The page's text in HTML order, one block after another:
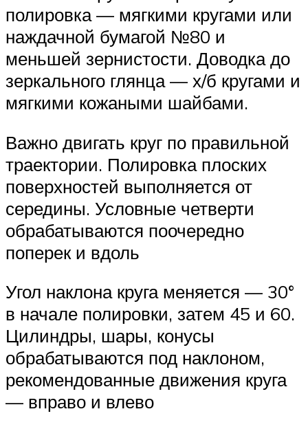
полировка — мягкими кругами или
наждачной бумагой №80 и
меньшей зернистости. Доводка до
зеркального глянца — х/б кругами и
мягкими кожаными шайбами.
Важно двигать круг по правильной
траектории. Полировка плоских
поверхностей выполняется от
середины. Условные четверти
обрабатываются поочередно
поперек и вдоль
Угол наклона круга меняется — 30°
в начале полировки, затем 45 и 60.
Цилиндры, шары, конусы
обрабатываются под наклоном,
рекомендованные движения круга
— вправо и влево